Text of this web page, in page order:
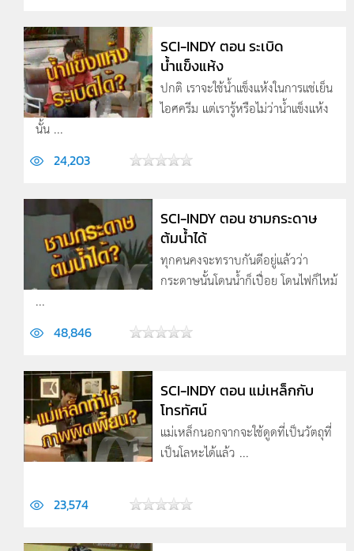
SCI-INDY ตอน ระเบิด
น้ำแข็งแห้ง
ปกติ เราจะใช้น้ำแข็งแห้งในการแช่เย็น
ไอศครีม แต่เรารู้หรือไม่ว่าน้ำแข็งแห้ง
นั้น ...
24,203
SCI-INDY ตอน ชามกระดาษ
ต้มน้ำได้
ทุกคนคงจะทราบกันดีอยู่แล้วว่า
กระดาษนั้นโดนน้ำก็เปื่อย โดนไฟก็ไหม้
...
48,846
SCI-INDY ตอน แม่เหล็กกับ
โทรทัศน์
แม่เหล็กนอกจากจะใช้ดูดที่เป็นวัตถุที่
เป็นโลหะได้แล้ว ...
23,574